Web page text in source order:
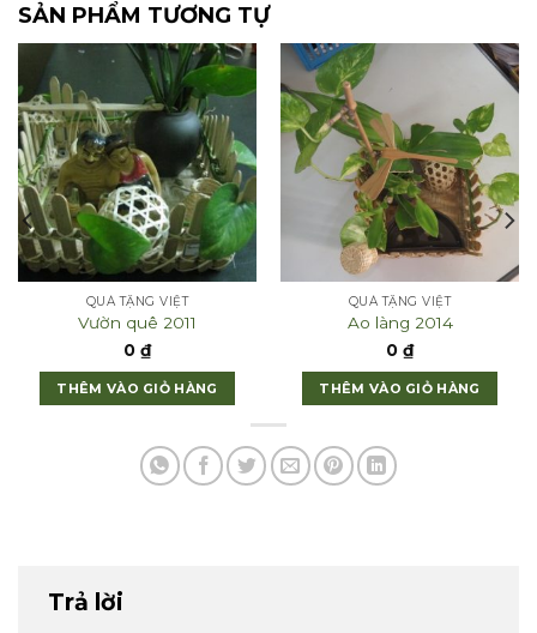
SẢN PHẨM TƯƠNG TỰ
QUÀ TẶNG VIỆT
Vườn quê 2011
0 ₫
THÊM VÀO GIỎ HÀNG
QUÀ TẶNG VIỆT
Ao làng 2014
0 ₫
THÊM VÀO GIỎ HÀNG
Trả lời